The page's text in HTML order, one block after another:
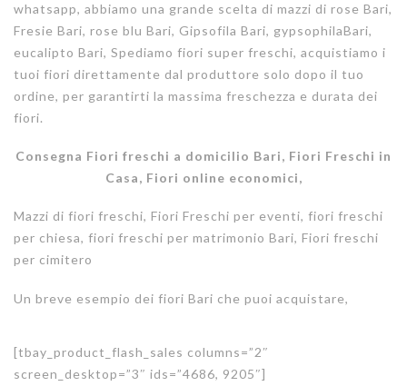
whatsapp, abbiamo una grande scelta di mazzi di rose Bari,
Fresie Bari, rose blu Bari, Gipsofila Bari, gypsophilaBari,
eucalipto Bari, Spediamo fiori super freschi, acquistiamo i
tuoi fiori direttamente dal produttore solo dopo il tuo
ordine, per garantirti la massima freschezza e durata dei
fiori.
Consegna Fiori freschi a domicilio Bari, Fiori Freschi in
Casa, Fiori online economici,
Mazzi di fiori freschi, Fiori Freschi per eventi, fiori freschi
per chiesa, fiori freschi per matrimonio Bari, Fiori freschi
per cimitero
Un breve esempio dei fiori Bari che puoi acquistare,
[tbay_product_flash_sales columns=”2″
screen_desktop=”3″ ids=”4686, 9205″]